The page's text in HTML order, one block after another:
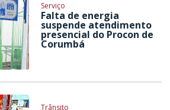
Serviço
Falta de energia
suspende atendimento
presencial do Procon de
Corumbá
Trânsito